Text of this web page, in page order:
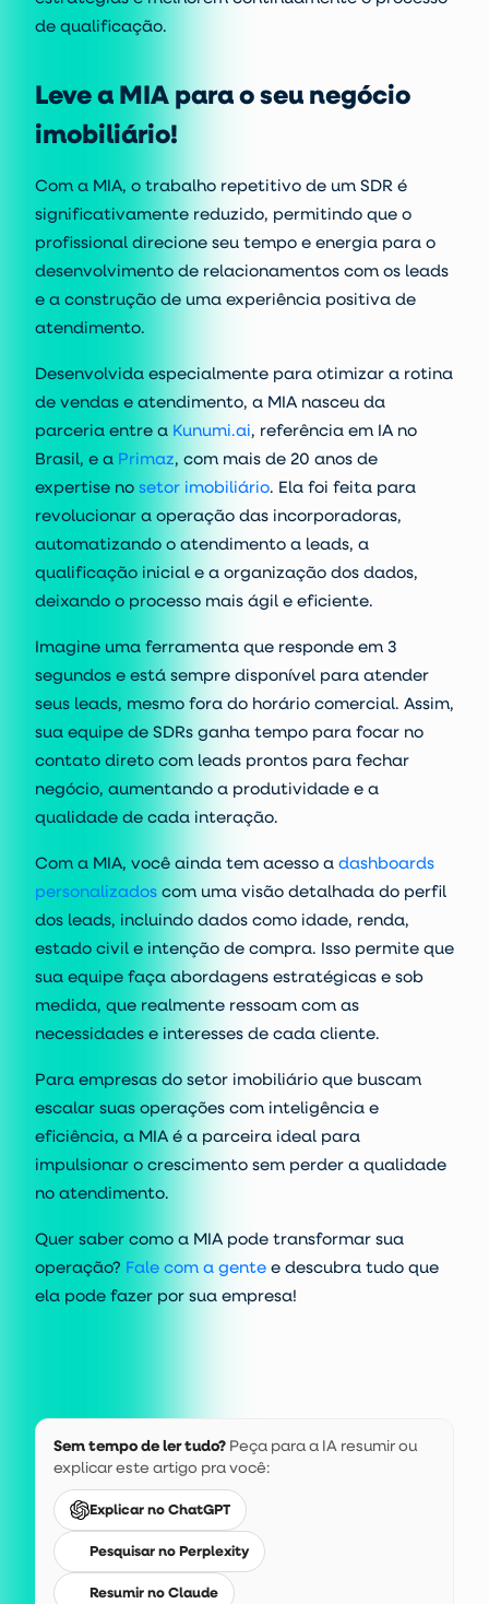
de qualificação.
Leve a MIA para o seu negócio
imobiliário!
Com a MIA, o trabalho repetitivo de um SDR é
significativamente reduzido, permitindo que o
profissional direcione seu tempo e energia para o
desenvolvimento de relacionamentos com os leads
e a construção de uma experiência positiva de
atendimento.
Desenvolvida especialmente para otimizar a rotina
de vendas e atendimento, a MIA nasceu da
parceria entre a Kunumi.ai, referência em IA no
Brasil, e a Primaz, com mais de 20 anos de
expertise no setor imobiliário. Ela foi feita para
revolucionar a operação das incorporadoras,
automatizando o atendimento a leads, a
qualificação inicial e a organização dos dados,
deixando o processo mais ágil e eficiente.
Imagine uma ferramenta que responde em 3
segundos e está sempre disponível para atender
seus leads, mesmo fora do horário comercial. Assim,
sua equipe de SDRs ganha tempo para focar no
contato direto com leads prontos para fechar
negócio, aumentando a produtividade e a
qualidade de cada interação.
Com a MIA, você ainda tem acesso a dashboards
personalizados com uma visão detalhada do perfil
dos leads, incluindo dados como idade, renda,
estado civil e intenção de compra. Isso permite que
sua equipe faça abordagens estratégicas e sob
medida, que realmente ressoam com as
necessidades e interesses de cada cliente.
Para empresas do setor imobiliário que buscam
escalar suas operações com inteligência e
eficiência, a MIA é a parceira ideal para
impulsionar o crescimento sem perder a qualidade
no atendimento.
Quer saber como a MIA pode transformar sua
operação? Fale com a gente e descubra tudo que
ela pode fazer por sua empresa!
Sem tempo de ler tudo? Peça para a IA resumir ou
explicar este artigo pra você:
Explicar no ChatGPT
Pesquisar no Perplexity
Resumir no Claude